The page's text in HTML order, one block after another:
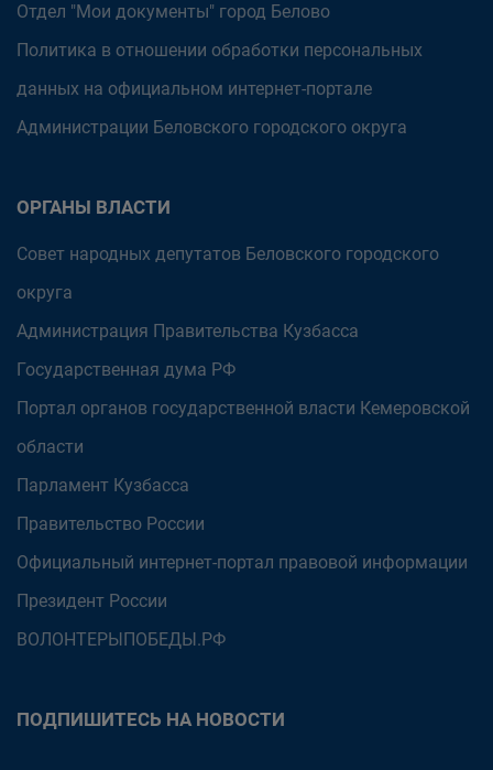
Отдел "Мои документы" город Белово
Политика в отношении обработки персональных
данных на официальном интернет-портале
Администрации Беловского городского округа
ОРГАНЫ ВЛАСТИ
Совет народных депутатов Беловского городского
округа
Администрация Правительства Кузбасса
Государственная дума РФ
Портал органов государственной власти Кемеровской
области
Парламент Кузбасса
Правительство России
Официальный интернет-портал правовой информации
Президент России
ВОЛОНТЕРЫПОБЕДЫ.РФ
ПОДПИШИТЕСЬ НА НОВОСТИ